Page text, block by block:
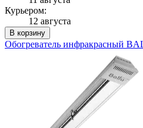
Курьером:
12 августа
В корзину
Обогреватель инфракрасный